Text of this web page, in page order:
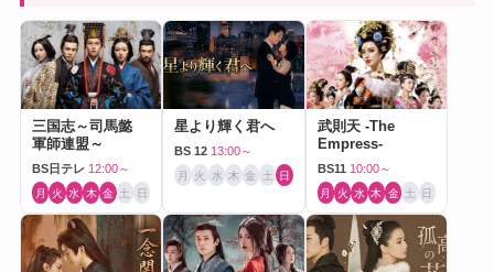
三国志～司馬懿
軍師連盟～
BS日テレ 12:00～
月 火 水 木 金 土 日
星より輝く君へ
BS 12 13:00～
月 火 水 木 金 土 日
武則天 -The
Empress-
BS11 10:00～
月 火 水 木 金 土 日